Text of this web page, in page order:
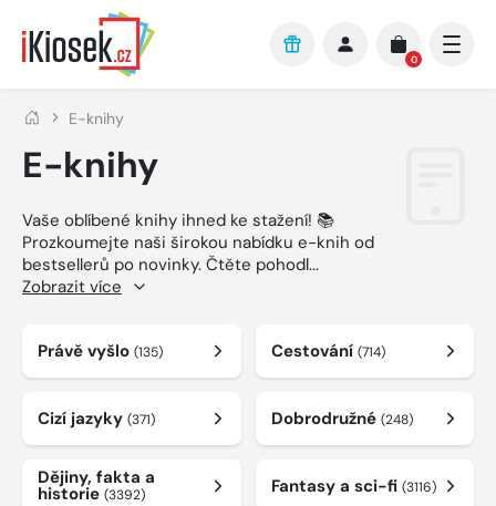
Přejít na hlavní obsah
0
E-knihy
E-knihy
Vaše oblíbené knihy ihned ke stažení! 📚
Prozkoumejte naši širokou nabídku e-knih od
bestsellerů po novinky. Čtěte pohodl...
Zobrazit více
Právě vyšlo (135) Cestování (714)
Cizí jazyky (371) Dobrodružné (248)
Dějiny, fakta a
historie (3392) Fantasy a sci-fi (3116)